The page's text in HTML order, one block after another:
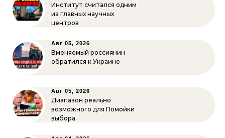
Институт считался одним
из главных научных
центров
Авг 05, 2026
Вменяемый россиянин
обратился к Украине
Авг 05, 2026
Диапазон реально
возможного для Помойки
выбора